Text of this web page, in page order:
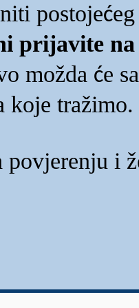
postojeć
prijavite na
možda će
koje tražimo.
povjerenju i